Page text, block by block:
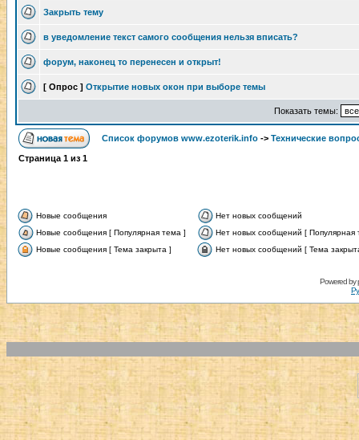
Закрыть тему
в уведомление текст самого сообщения нельзя вписать?
форум, наконец то перенесен и открыт!
[ Опрос ] Открытие новых окон при выборе темы
Показать темы:
Список форумов www.ezoterik.info -> Технические
Страница 1 из 1
Новые сообщения
Нет новых сообщений
Новые сообщения [ Популярная тема ]
Нет новых сообщений [ Популярная
Новые сообщения [ Тема закрыта ]
Нет новых сообщений [ Тема
Powered by